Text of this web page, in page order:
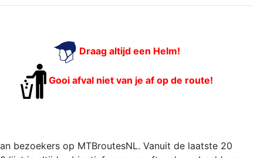
Draag altijd een Helm!
Gooi afval niet van je af op de route!
bezoekers op MTBroutesNL. Vanuit de laatste 20